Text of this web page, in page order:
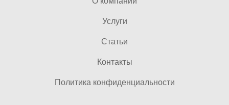
Услуги
Статьи
Контакты
Политика конфиденциальности